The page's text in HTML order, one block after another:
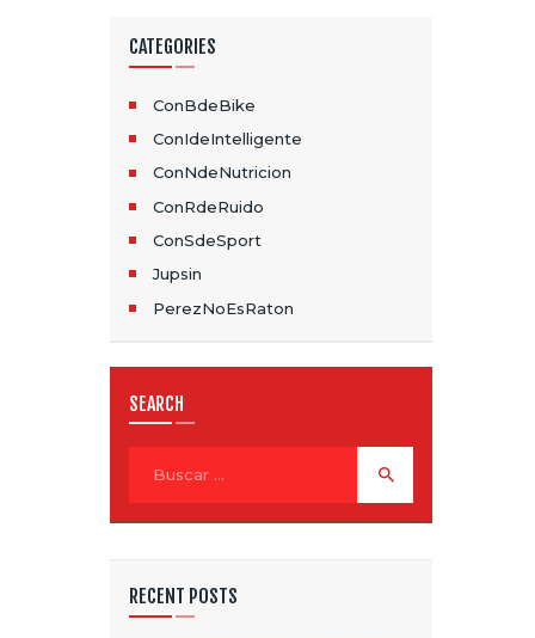
CATEGORIES
ConBdeBike
ConIdeIntelligente
ConNdeNutricion
ConRdeRuido
ConSdeSport
Jupsin
PerezNoEsRaton
SEARCH
RECENT POSTS